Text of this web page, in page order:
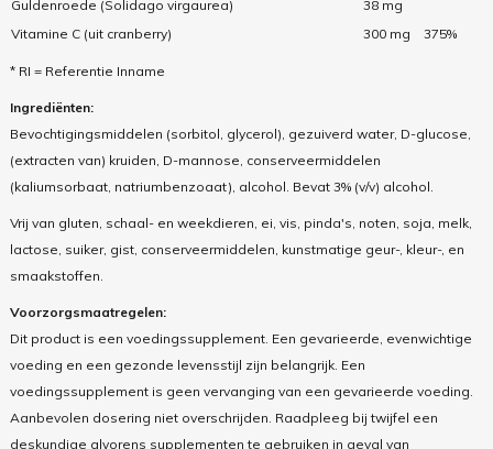
Guldenroede (Solidago virgaurea)
38 mg
Vitamine C (uit cranberry)
300 mg 375%
* RI = Referentie Inname
Ingrediënten:
Bevochtigingsmiddelen (sorbitol, glycerol), gezuiverd water, D-glucose,
(extracten van) kruiden, D-mannose, conserveermiddelen
(kaliumsorbaat, natriumbenzoaat), alcohol. Bevat 3% (v/v) alcohol.
Vrij van gluten, schaal- en weekdieren, ei, vis, pinda's, noten, soja, melk,
lactose, suiker, gist, conserveermiddelen, kunstmatige geur-, kleur-, en
smaakstoffen.
Voorzorgsmaatregelen:
Dit product is een voedingssupplement. Een gevarieerde, evenwichtige
voeding en een gezonde levensstijl zijn belangrijk. Een
voedingssupplement is geen vervanging van een gevarieerde voeding.
Aanbevolen dosering niet overschrijden. Raadpleeg bij twijfel een
deskundige alvorens supplementen te gebruiken in geval van